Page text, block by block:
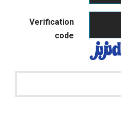
Verification
code